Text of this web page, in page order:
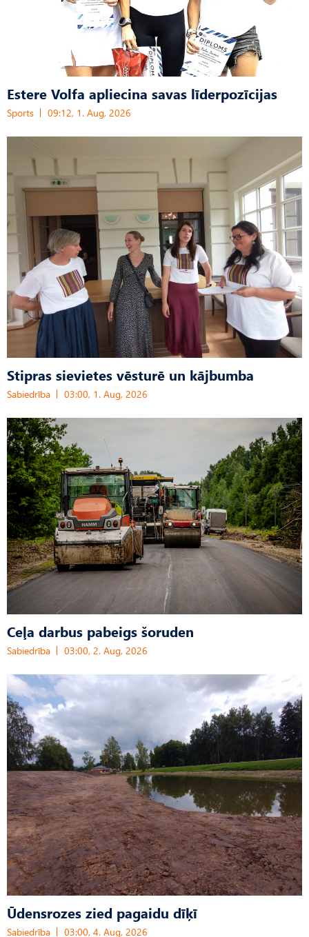
Estere Volfa apliecina savas līderpozīcijas
Sports 09:12, 1. Aug, 2026
Stipras sievietes vēsturē un kājbumba
Sabiedrība 03:00, 1. Aug, 2026
Ceļa darbus pabeigs šoruden
Sabiedrība 03:00, 2. Aug, 2026
Ūdensrozes zied pagaidu dīķī
Sabiedrība 03:00, 4. Aug, 2026